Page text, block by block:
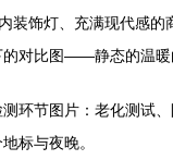
装饰灯、充满现代感
对比图——静态的温暖
环节图片：老化测试
标与夜晚。